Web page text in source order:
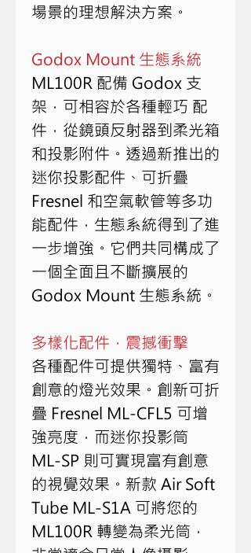
場景的理想解決方案。
Godox Mount 生態系統
ML100R 配備 Godox 支
架，可相容於各種輕巧 配
件，從鏡頭反射器到柔光箱
和投影附件。透過新推出的
迷你投影配件、可折疊
Fresnel 和空氣軟管等多功
能配件，生態系統得到了進
一步增強。它們共同構成了
一個全面且不斷擴展的
Godox Mount 生態系統。
多樣化配件，震撼衝擊
各種配件可提供獨特、富有
創意的燈光效果。創新可折
疊 Fresnel ML-CFL5 可增
強亮度，而迷你投影筒
ML-SP 則可實現富有創意
的視覺效果。新款 Air Soft
Tube ML-S1A 可將您的
ML100R 轉變為柔光筒，